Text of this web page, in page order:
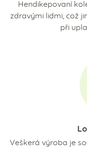
Hendikepovaní
zdravými lidmi, což
při
Veškerá výroba je